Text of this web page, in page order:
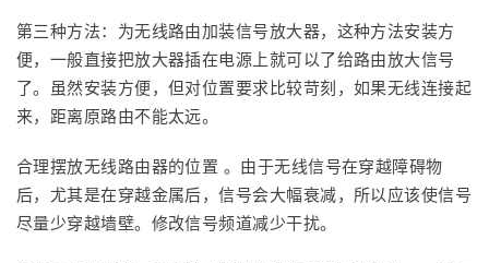
第三种方法：为无线路由加装信号放大器，这种方法安装方
便，一般直接把放大器插在电源上就可以了给路由放大信号
了。虽然安装方便，但对位置要求比较苛刻，如果无线连接起
来，距离原路由不能太远。
合理摆放无线路由器的位置 。由于无线信号在穿越障碍物
后，尤其是在穿越金属后，信号会大幅衰减，所以应该使信号
尽量少穿越墙壁。修改信号频道减少干扰。